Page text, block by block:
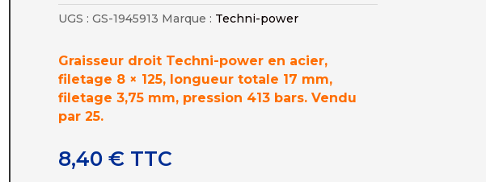
UGS : GS-1945913 Marque : Techni-power
Graisseur droit Techni-power en acier,
filetage 8 × 125, longueur totale 17 mm,
filetage 3,75 mm, pression 413 bars. Vendu
par 25.
8,40 € TTC